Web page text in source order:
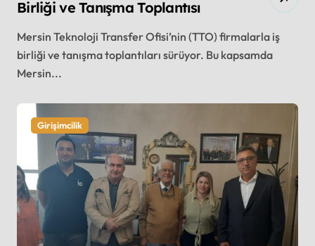
Birliği ve Tanışma Toplantısı
Mersin Teknoloji Transfer Ofisi’nin (TTO) firmalarla iş
birliği ve tanışma toplantıları sürüyor. Bu kapsamda
Mersin...
Girişimcilik